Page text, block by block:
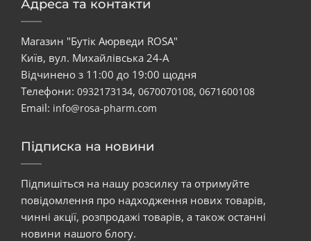
Адреса та контакти
Магазин "Бутік Аюрведи ROSA"
Київ, вул. Михайлівська 24-А
Відчинено з 11:00 до 19:00 щодня
Телефони: 0932173134, 0670070108, 0671600108
Email: info@rosa-pharm.com
Підписка на новини
Підпишіться на нашу розсилку та отримуйте
повідомлення про надходження нових товарів,
чинні акції, розпродажі товарів, а також останні
новини нашого блогу.